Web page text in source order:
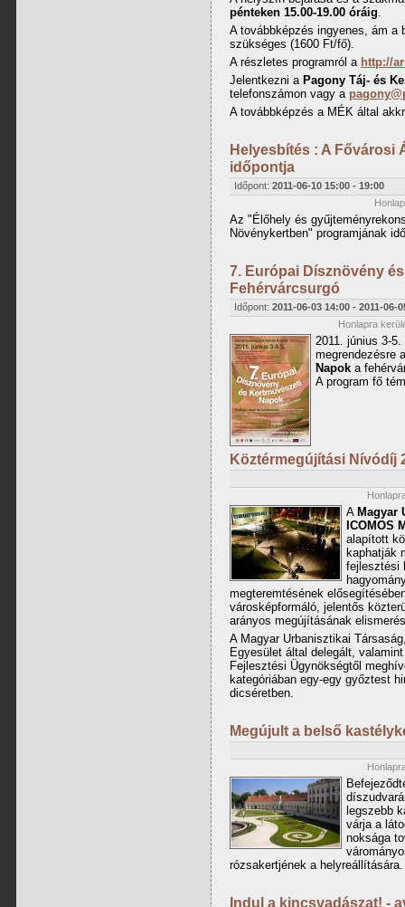
pénteken 15.00-19.00 óráig.
A továbbképzés ingyenes, ám a
szükséges (1600 Ft/fő).
A részletes programról a http://
Jelentkezni a Pagony Táj- és
telefonszámon vagy a
A továbbképzés a MÉK által
Helyesbítés : A Fővárosi
időpontja
Időpont: 2011-06-10 15:00 - 19:00
Az "Élőhely és
Növénykertben" programjának
7. Európai Dísznövény
Fehérvárcsurgó
Időpont: 2011-06-03 14:00 - 2011-06-
Honlapra
2011. június 3-
megrendezésre
Napok a
A program fő
Köztérmegújítási Nívódíj
A Magyar
ICOMOS
alapított
kaphatják
fejlesztési
megteremtésének
városképformáló, jelentős
arányos megújításának
A Magyar Urbanisztikai
Egyesület által delegált,
Fejlesztési Ügynökségtől
kategóriában egy-egy győztest
dicséretben.
Megújult a belső
legszebb
várja a
noksága
rózsakertjének a helyreállítására.
Indul a kincsvadászat! -